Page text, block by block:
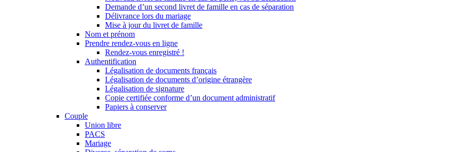
Demande d’un second livret de famille en cas de séparation
Délivrance lors du mariage
Mise à jour du livret de famille
Nom et prénom
Prendre rendez-vous en ligne
Rendez-vous enregistré !
Authentification
Légalisation de documents français
Légalisation de documents d’origine étrangère
Légalisation de signature
Copie certifiée conforme d’un document administratif
Papiers à conserver
Couple
Union libre
PACS
Mariage